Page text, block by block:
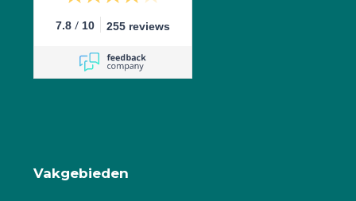
7.8 / 10 255 reviews
Vakgebieden